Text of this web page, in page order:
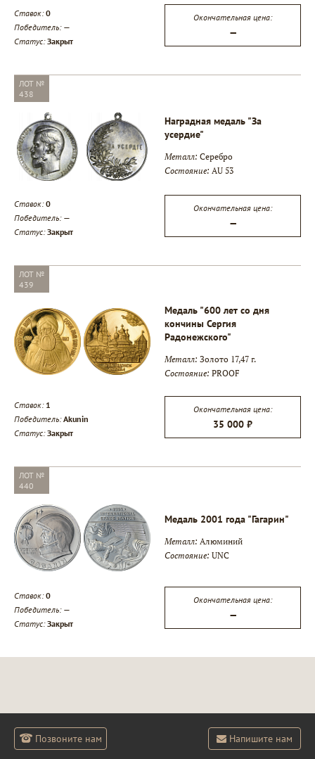
Ставок:0
Победитель: —
Статус:Закрыт
Окончательная цена:
—
ЛОТ №
438
Наградная медаль "За
усердие"
Металл: Серебро
Состояние: AU 53
Ставок:0
Победитель: —
Статус:Закрыт
Окончательная цена:
—
ЛОТ №
439
Медаль "600 лет со дня
кончины Сергия
Радонежского"
Металл: Золото 17,47 г.
Состояние: PROOF
Ставок: 1
Победитель: Akunin
Статус:Закрыт
Окончательная цена:
35 000 ₽
ЛОТ №
440
Медаль 2001 года "Гагарин"
Металл: Алюминий
Состояние: UNC
Ставок:0
Победитель: —
Статус:Закрыт
Окончательная цена:
—
Позвоните нам Напишите нам